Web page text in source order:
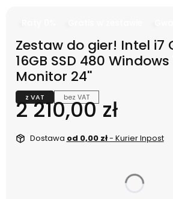
Zestaw do gier! Intel i7
16GB SSD 480 Windows
Monitor 24''
z VAT bez VAT
Cena
2 210,00 zł
Dostawa od 0,00 zł- Kurier Inpost